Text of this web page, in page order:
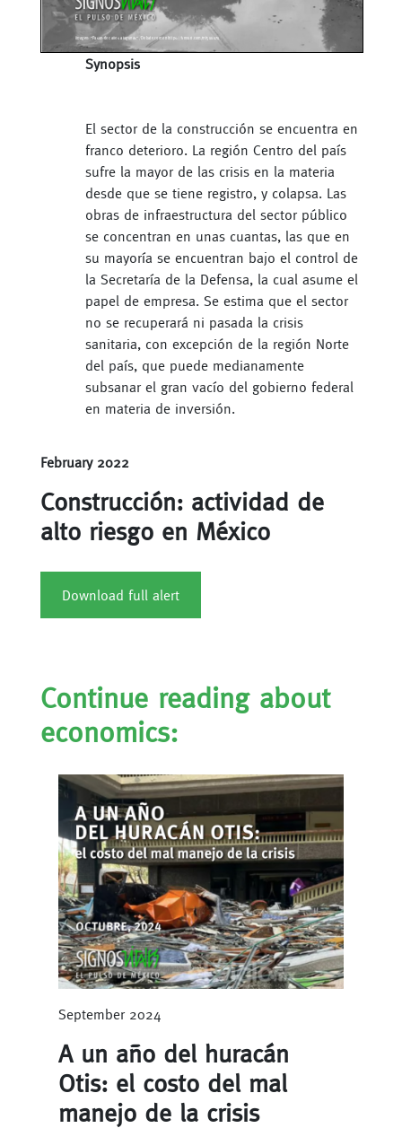
Synopsis
El sector de la construcción se encuentra en
franco deterioro. La región Centro del país
sufre la mayor de las crisis en la materia
desde que se tiene registro, y colapsa. Las
obras de infraestructura del sector público
se concentran en unas cuantas, las que en
su mayoría se encuentran bajo el control de
la Secretaría de la Defensa, la cual asume el
papel de empresa. Se estima que el sector
no se recuperará ni pasada la crisis
sanitaria, con excepción de la región Norte
del país, que puede medianamente
subsanar el gran vacío del gobierno federal
en materia de inversión.
February 2022
Construcción: actividad de
alto riesgo en México
Download full alert
Continue reading about
economics:
September 2024
A un año del huracán
Otis: el costo del mal
manejo de la crisis